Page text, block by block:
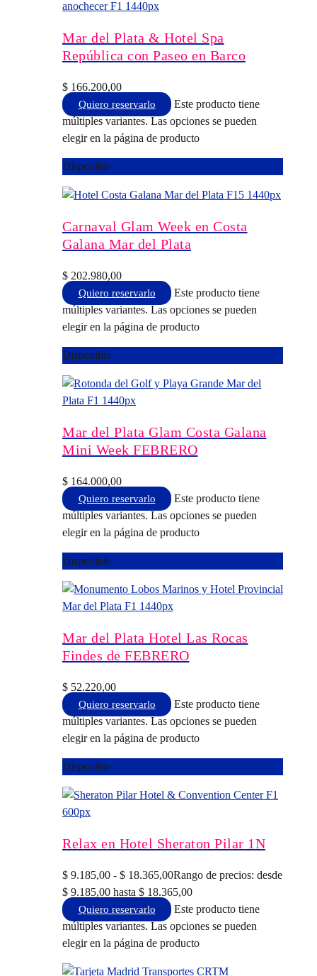
Mar del Plata & Hotel Spa
República con Paseo en Barco
$ 166.200,00
Quiero reservarlo
Este producto tiene
múltiples variantes. Las opciones se pueden
elegir en la página de producto
Disponible
Carnaval Glam Week en Costa
Galana Mar del Plata
$ 202.980,00
Quiero reservarlo
Este producto tiene
múltiples variantes. Las opciones se pueden
elegir en la página de producto
Disponible
Mar del Plata Glam Costa Galana
Mini Week FEBRERO
$ 164.000,00
Quiero reservarlo
Este producto tiene
múltiples variantes. Las opciones se pueden
elegir en la página de producto
Disponible
Mar del Plata Hotel Las Rocas
Findes de FEBRERO
$ 52.220,00
Quiero reservarlo
Este producto tiene
múltiples variantes. Las opciones se pueden
elegir en la página de producto
Disponible
Relax en Hotel Sheraton Pilar 1N
$ 9.185,00 - $ 18.365,00Rango de precios: desde
$ 9.185,00 hasta $ 18.365,00
Quiero reservarlo
Este producto tiene
múltiples variantes. Las opciones se pueden
elegir en la página de producto